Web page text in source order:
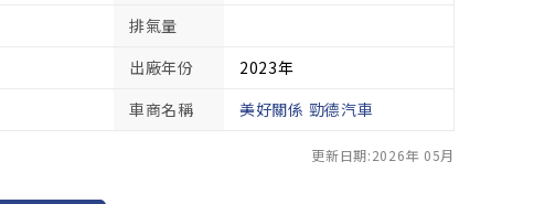
排氣量
出廠年份
2023年
車商名稱 美好關係 勁德汽車
更新日期:2026年 05月